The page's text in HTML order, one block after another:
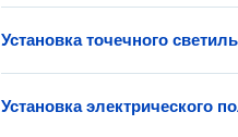
Установка точечного
Установка электрического